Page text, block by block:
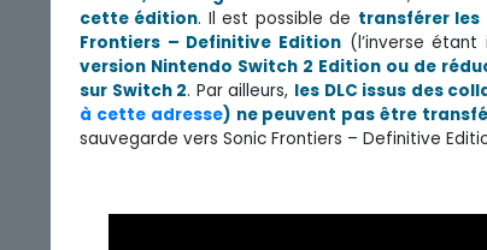
cette édition. Il est possible de transférer les
Frontiers – Definitive Edition(l’inverse étant
version Nintendo Switch 2 Edition ou de
sur Switch 2. Par ailleurs, les DLC issus des
à cette adresse) ne peuvent pas être
sauvegarde vers Sonic Frontiers – Definitive